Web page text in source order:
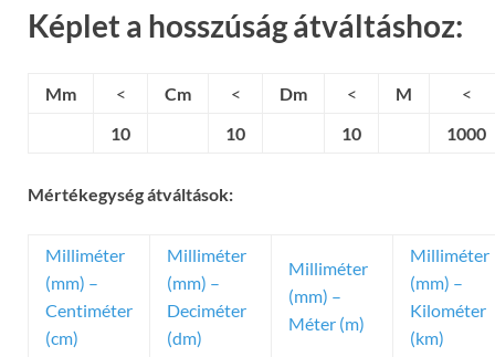
Képlet a hosszúság átváltáshoz:
Mm < Cm < Dm < M
<
10
10 10 1000
Mértékegység átváltások:
Milliméter
(mm) –
Centiméter
(cm)
Milliméter
(mm) –
Deciméter
(dm)
Milliméter
(mm) –
Méter (m)
Milliméter
(mm) –
Kilométer
(km)